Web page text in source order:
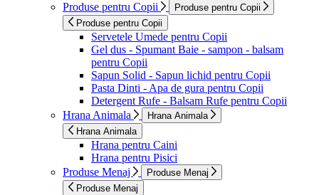
Produse pentru Copii
Produse pentru Copii
Produse pentru Copii
Servetele Umede pentru Copii
Gel dus - Spumant Baie - sampon - balsam
pentru Copii
Sapun Solid - Sapun lichid pentru Copii
Pasta Dinti - Apa de gura pentru Copii
Detergent Rufe - Balsam Rufe pentru Copii
Hrana Animala
Hrana Animala
Hrana Animala
Hrana pentru Caini
Hrana pentru Pisici
Produse Menaj
Produse Menaj
Produse Menaj